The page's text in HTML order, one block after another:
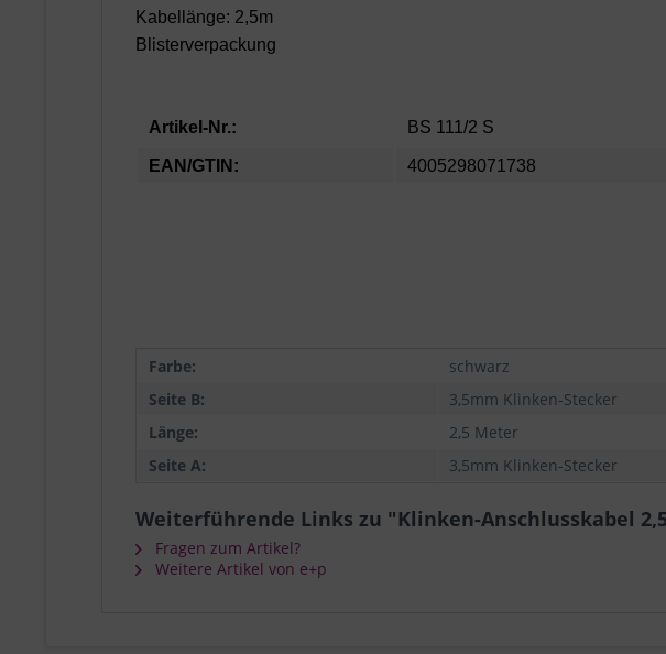
Kabellänge: 2,5m
Blisterverpackung
Artikel-Nr.: BS 111/2 S
EAN/GTIN: 4005298071738
Farbe:
schwarz
Seite B:
3,5mm Klinken-Stecker
Länge:
2,5 Meter
Seite A:
3,5mm Klinken-Stecker
Weiterführende Links zu "Klinken-Anschlusskabel
Fragen zum Artikel?
Weitere Artikel von e+p